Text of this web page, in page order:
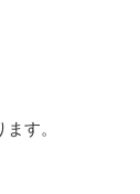
す。